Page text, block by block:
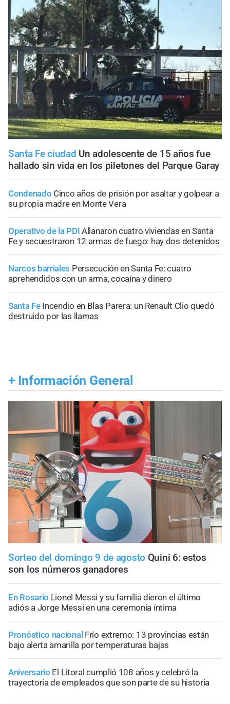
Santa Fe ciudad Un adolescente de 15 años fue
hallado sin vida en los piletones del Parque Garay
Condenado Cinco años de prisión por asaltar y golpear a
su propia madre en Monte Vera
Operativo de la PDI Allanaron cuatro viviendas en Santa
Fe y secuestraron 12 armas de fuego: hay dos detenidos
Narcos barriales Persecución en Santa Fe: cuatro
aprehendidos con un arma, cocaína y dinero
Santa Fe Incendio en Blas Parera: un Renault Clio quedó
destruido por las llamas
+ Información General
Sorteo del domingo 9 de agosto Quini 6: estos
son los números ganadores
En Rosario Lionel Messi y su familia dieron el último
adiós a Jorge Messi en una ceremonia íntima
Pronóstico nacional Frío extremo: 13 provincias están
bajo alerta amarilla por temperaturas bajas
Aniversario El Litoral cumplió 108 años y celebró la
trayectoria de empleados que son parte de su historia